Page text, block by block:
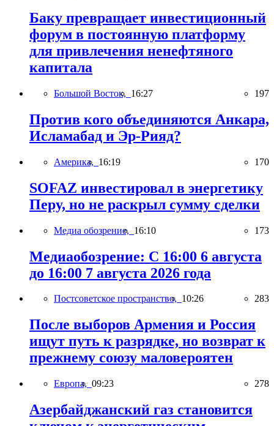
Баку превращает инвестиционный
форум в постоянную платформу
для привлечения ненефтяного
капитала
Большой Восток, 16:27 197
Против кого объединяются Анкара,
Исламабад и Эр-Рияд?
Америка, 16:19 170
SOFAZ инвестировал в энергетику
Перу, но не раскрыл сумму сделки
Медиа обозрение, 16:10 173
Медиаобозрение: С 16:00 6 августа
до 16:00 7 августа 2026 года
Постсоветское пространство, 10:26 283
После выборов Армения и Россия
ищут путь к разрядке, но возврат к
прежнему союзу маловероятен
Европа, 09:23 278
Азербайджанский газ становится